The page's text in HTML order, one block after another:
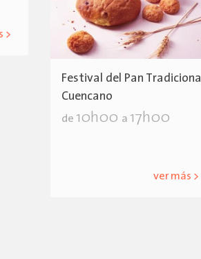
>
Festival del Pan Tradicional
Cuencano
de 10h00 a 17h00
ver más >